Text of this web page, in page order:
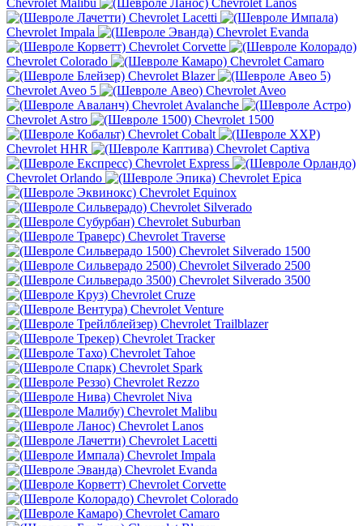
Chevrolet Malibu
Chevrolet Lanos
Chevrolet Lacetti
Chevrolet Impala
Chevrolet Evanda
Chevrolet Corvette
Chevrolet Colorado
Chevrolet Camaro
Chevrolet Blazer
Chevrolet Aveo 5
Chevrolet Aveo
Chevrolet Avalanche
Chevrolet Astro
Chevrolet 1500
Chevrolet Cobalt
Chevrolet HHR
Chevrolet Captiva
Chevrolet Express
Chevrolet Orlando
Chevrolet Epica
Chevrolet Equinox
Chevrolet Silverado
Chevrolet Suburban
Chevrolet Traverse
Chevrolet Silverado 1500
Chevrolet Silverado 2500
Chevrolet Silverado 3500
Chevrolet Cruze
Chevrolet Venture
Chevrolet Trailblazer
Chevrolet Tracker
Chevrolet Tahoe
Chevrolet Spark
Chevrolet Rezzo
Chevrolet Niva
Chevrolet Malibu
Chevrolet Lanos
Chevrolet Lacetti
Chevrolet Impala
Chevrolet Evanda
Chevrolet Corvette
Chevrolet Colorado
Chevrolet Camaro